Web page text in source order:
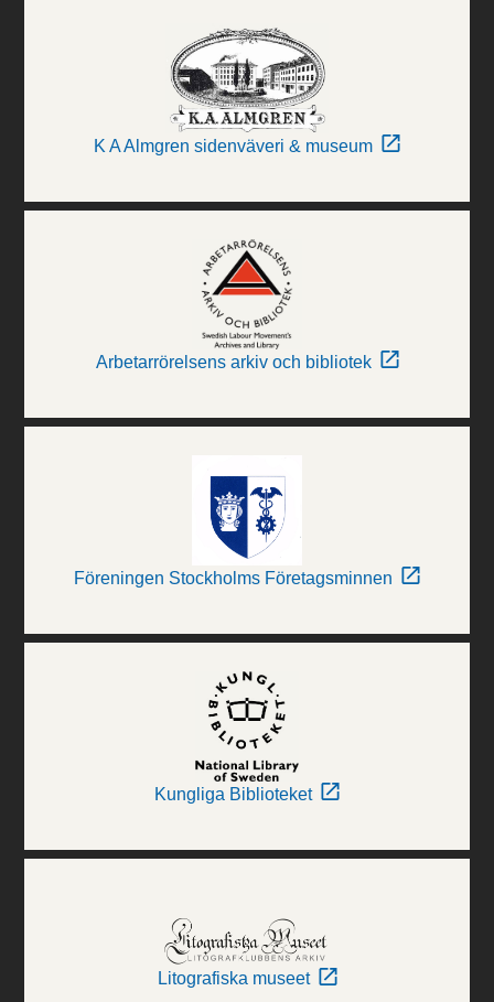
K A Almgren sidenväveri & museum
Arbetarrörelsens arkiv och bibliotek
Föreningen Stockholms Företagsminnen
Kungliga Biblioteket
Litografiska museet